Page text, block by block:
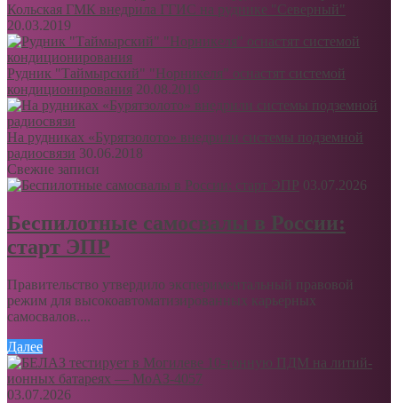
Кольская ГМК внедрила ГГИС на руднике "Северный"
20.03.2019
Рудник "Таймырский" "Норникеля" оснастят системой
кондиционирования 20.08.2019
На рудниках «Бурятзолото» внедрили системы подземной
радиосвязи 30.06.2018
Свежие записи
03.07.2026
Беспилотные самосвалы в России:
старт ЭПР
Правительство утвердило экспериментальный правовой
режим для высокоавтоматизированных карьерных
самосвалов....
Далее
03.07.2026